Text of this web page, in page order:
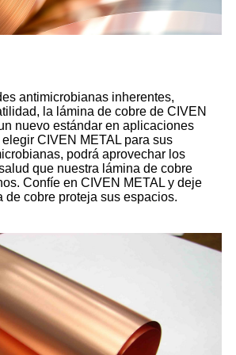
antimicrobianas inherentes,
la lámina de cobre de CIVEN
nuevo estándar en aplicaciones
CIVEN METAL para sus
podrá aprovechar los
que nuestra lámina de cobre
Confíe en CIVEN METAL y deje
de cobre proteja sus espacios.